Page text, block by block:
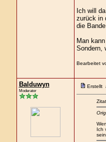
Ich will
zurück in
die
Man
Sondern,
Bearbeitet
Balduwyn
Moderator
Erstellt
Ich
sein.